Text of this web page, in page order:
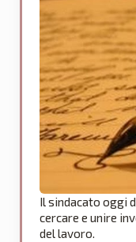
Il sindacato oggi
cercare e unire
del lavoro.